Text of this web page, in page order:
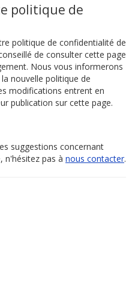
politique de
politique de confidentialité de
de consulter cette page
Nous vous informerons
nouvelle politique de
modifications entrent en
publication sur cette page.
suggestions concernant
n'hésitez pas à nous contacter.